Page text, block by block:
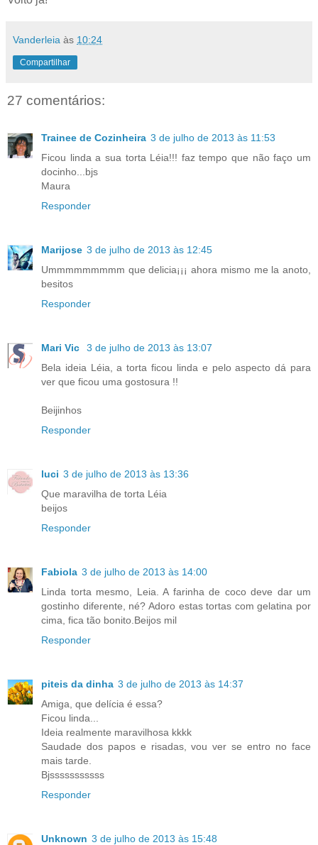
Vanderleia às 10:24
Compartilhar
27 comentários:
Trainee de Cozinheira 3 de julho de 2013 às 11:53
Ficou linda a sua torta Léia!!! faz tempo que não faço um
docinho...bjs
Maura
Responder
Marijose 3 de julho de 2013 às 12:45
Ummmmmmmmm que delicia¡¡¡ ahora mismo me la anoto,
besitos
Responder
Mari Vic
3 de julho de 2013 às 13:07
Bela ideia Léia, a torta ficou linda e pelo aspecto dá para
ver que ficou uma gostosura !!
Beijinhos
Responder
luci 3 de julho de 2013 às 13:36
Que maravilha de torta Léia
beijos
Responder
Fabiola 3 de julho de 2013 às 14:00
Linda torta mesmo, Leia. A farinha de coco deve dar um
gostinho diferente, né? Adoro estas tortas com gelatina por
cima, fica tão bonito.Beijos mil
Responder
piteis da dinha 3 de julho de 2013 às 14:37
Amiga, que delícia é essa?
Ficou linda...
Ideia realmente maravilhosa kkkk
Saudade dos papos e risadas, vou ver se entro no face
mais tarde.
Bjsssssssssss
Responder
Unknown 3 de julho de 2013 às 15:48